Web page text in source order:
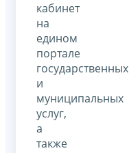
кабинет
на
едином
портале
государственных
и
муниципальных
услуг,
а
также